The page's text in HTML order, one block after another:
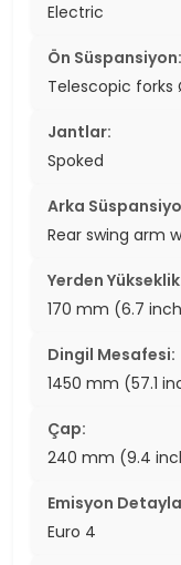
Electric
Ön Süspansiyon:
Telescopic forks
Jantlar:
Spoked
Arka
Rear swing arm
Yerden
170 mm (6.7
Dingil Mesafesi:
1450 mm (57.1
Çap:
240 mm (9.4
Emisyon
Euro 4